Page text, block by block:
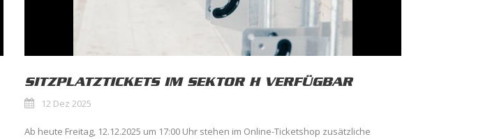
SITZPLATZTICKETS IM SEKTOR H VERFÜGBAR
12 Dez 2025
Ab heute Freitag, 12.12.2025 um 17:00 Uhr stehen im Online-Ticketshop zusätzliche